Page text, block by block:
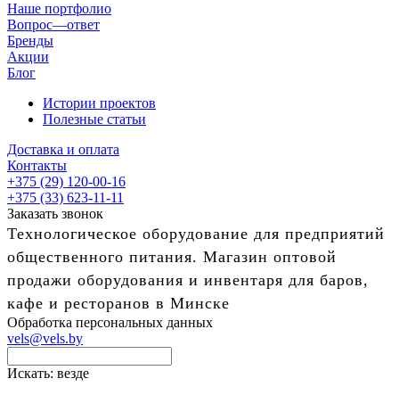
Наше портфолио
Вопрос—ответ
Бренды
Акции
Блог
Истории проектов
Полезные статьи
Доставка и оплата
Контакты
+375 (29) 120-00-16
+375 (33) 623-11-11
Заказать звонок
Технологическое оборудование для предприятий
общественного питания. Магазин оптовой
продажи оборудования и инвентаря для баров,
кафе и ресторанов в Минске
Обработка персональных данных
vels@vels.by
Искать: везде